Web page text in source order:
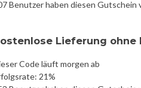
Benutzer haben diesen Gutschein
Lieferung ohne
Code läuft morgen ab
21%